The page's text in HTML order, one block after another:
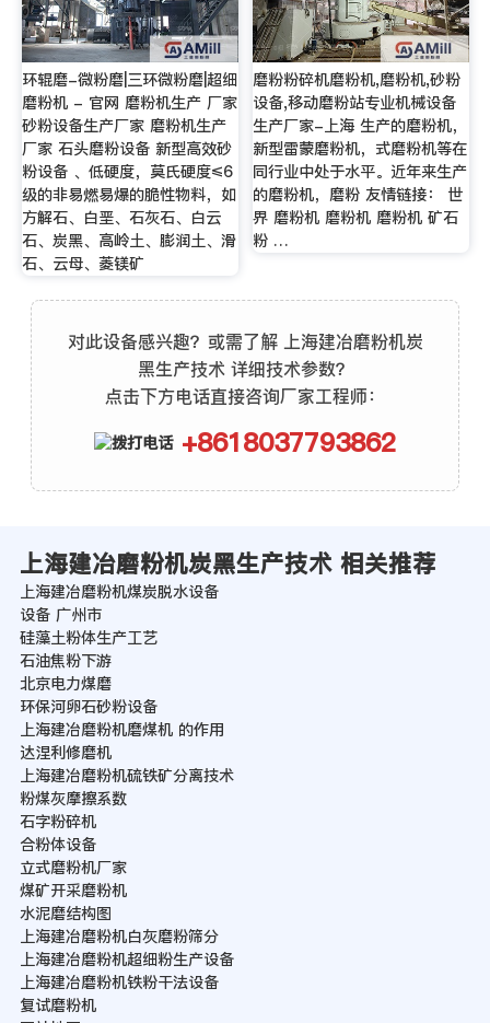
环辊磨-微粉磨|三环微粉磨|超细
磨粉机 - 官网 磨粉机生产 厂家
砂粉设备生产厂家 磨粉机生产
厂家 石头磨粉设备 新型高效砂
粉设备 、低硬度，莫氏硬度≤6
级的非易燃易爆的脆性物料，如
方解石、白垩、石灰石、白云
石、炭黑、高岭土、膨润土、滑
石、云母、菱镁矿
磨粉粉碎机磨粉机,磨粉机,砂粉
设备,移动磨粉站专业机械设备
生产厂家-上海 生产的磨粉机，
新型雷蒙磨粉机，式磨粉机等在
同行业中处于水平。近年来生产
的磨粉机，磨粉 友情链接： 世
界 磨粉机 磨粉机 磨粉机 矿石
粉 …
对此设备感兴趣？或需了解 上海建冶磨粉机炭
黑生产技术 详细技术参数？
点击下方电话直接咨询厂家工程师：
+8618037793862
上海建冶磨粉机炭黑生产技术 相关推荐
上海建冶磨粉机煤炭脱水设备
设备 广州市
硅藻土粉体生产工艺
石油焦粉下游
北京电力煤磨
环保河卵石砂粉设备
上海建冶磨粉机磨煤机 的作用
达涅利修磨机
上海建冶磨粉机硫铁矿分离技术
粉煤灰摩擦系数
石字粉碎机
合粉体设备
立式磨粉机厂家
煤矿开采磨粉机
水泥磨结构图
上海建冶磨粉机白灰磨粉筛分
上海建冶磨粉机超细粉生产设备
上海建冶磨粉机铁粉干法设备
复试磨粉机